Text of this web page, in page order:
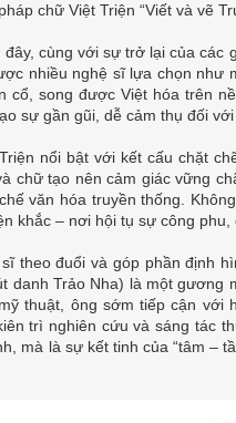
chữ Việt Triện “Viết và vẽ
cùng với sự trở lại của
nhiều nghệ sĩ lựa chọn
cổ, song được Việt hóa trên
sự gần gũi, dễ cảm thụ đối
nổi bật với kết cấu chặt
chữ tạo nên cảm giác vững
văn hóa truyền thống.
khắc – nơi hội tụ sự công
theo đuổi và góp phần định
danh Trảo Nha) là một
thuật, ông sớm tiếp cận với
trì nghiên cứu và sáng tác
mà là sự kết tinh của “tâm –